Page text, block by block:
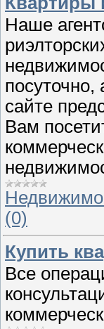
Наше
сайте
Вам
(0)
Купить
Все